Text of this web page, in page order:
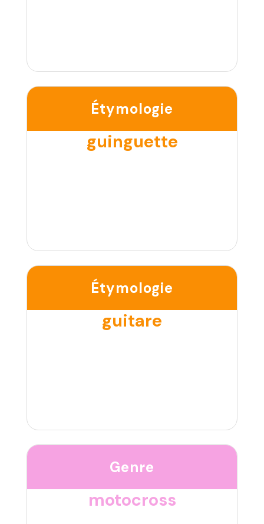
Étymologie
guinguette
Étymologie
guitare
Genre
motocross